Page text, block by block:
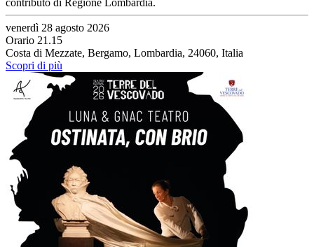
venerdì 28 agosto 2026
Orario 21.15
Costa di Mezzate, Bergamo, Lombardia, 24060, Italia
Scopri di più